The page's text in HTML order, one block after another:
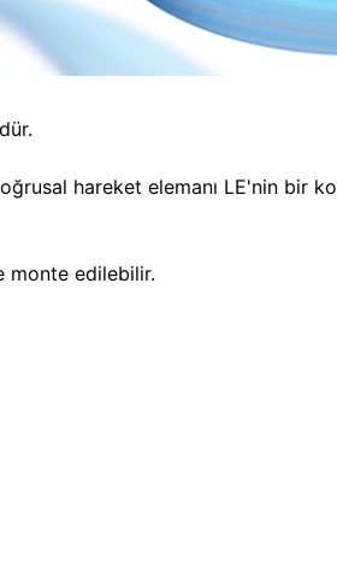
hareket elemanı LE'nin bir
monte edilebilir.